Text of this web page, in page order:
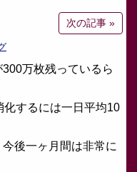
次の記事 »
万枚残っているら
するには一日平均10
後一ヶ月間は非常に